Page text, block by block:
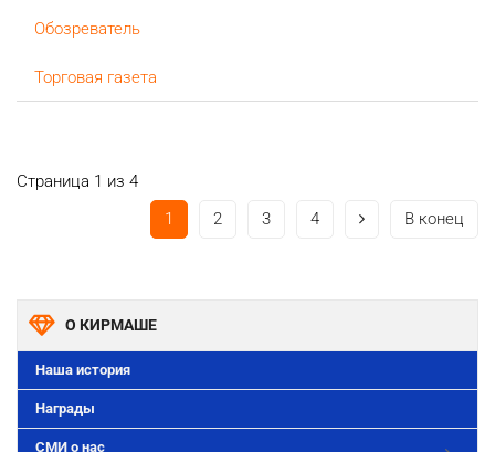
Oбозреватель
Торговая газета
Страница 1 из 4
1
2 3 4 В конец
О КИРМАШЕ
Наша история
Награды
СМИ о нас